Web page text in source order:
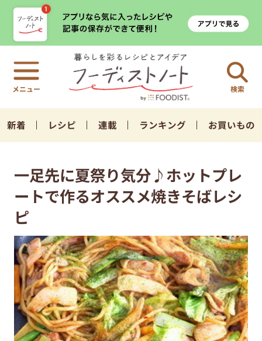
検索
新着 レシピ 連載 ランキング お買いもの
一足先に夏祭り気分♪ホットプレ
ートで作るオススメ焼きそばレシ
ピ